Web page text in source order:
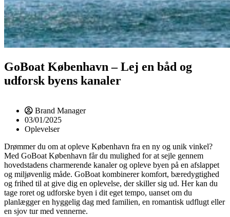
GoBoat København – Lej en båd og
udforsk byens kanaler
Brand Manager
03/01/2025
Oplevelser
Drømmer du om at opleve København fra en ny og unik vinkel?
Med GoBoat København får du mulighed for at sejle gennem
hovedstadens charmerende kanaler og opleve byen på en afslappet
og miljøvenlig måde. GoBoat kombinerer komfort, bæredygtighed
og frihed til at give dig en oplevelse, der skiller sig ud. Her kan du
tage roret og udforske byen i dit eget tempo, uanset om du
planlægger en hyggelig dag med familien, en romantisk udflugt eller
en sjov tur med vennerne.